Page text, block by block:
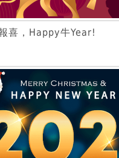
喜，Happy牛Year!